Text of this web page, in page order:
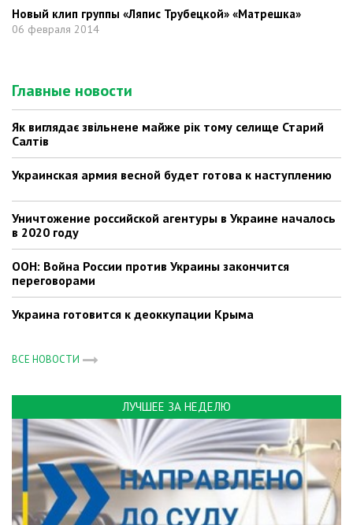
Новый клип группы «Ляпис Трубецкой» «Матрешка»
06 февраля 2014
Главные новости
Як виглядає звільнене майже рік тому селище Старий
Салтів
Украинская армия весной будет готова к наступлению
Уничтожение российской агентуры в Украине началось
в 2020 году
ООН: Война России против Украины закончится
переговорами
Украина готовится к деоккупации Крыма
ВСЕ НОВОСТИ
ЛУЧШЕЕ ЗА НЕДЕЛЮ